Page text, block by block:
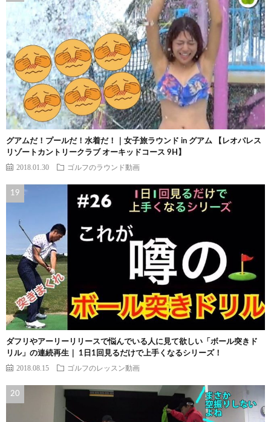
グアムだ！プールだ！水着だ！｜女子旅ラウンド in グアム 【レオパレス
リゾートカントリークラブ オーキッドコース 9H】
2018.01.30 ゴルフのラウンド動画
ダフリやアーリーリリースで悩んでいる人に見て欲しい「ボール突きド
リル」の連続再生｜ 1日1回見るだけで上手くなるシリーズ！
2018.08.15 ゴルフのレッスン動画